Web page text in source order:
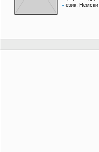
език: Немски